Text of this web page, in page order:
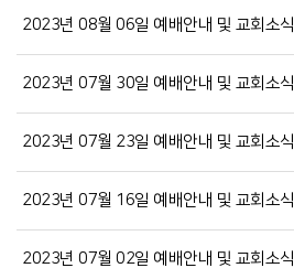
2023년 08월 06일 예배안내 및 교회소식
2023년 07월 30일 예배안내 및 교회소식
2023년 07월 23일 예배안내 및 교회소식
2023년 07월 16일 예배안내 및 교회소식
2023년 07월 02일 예배안내 및 교회소식